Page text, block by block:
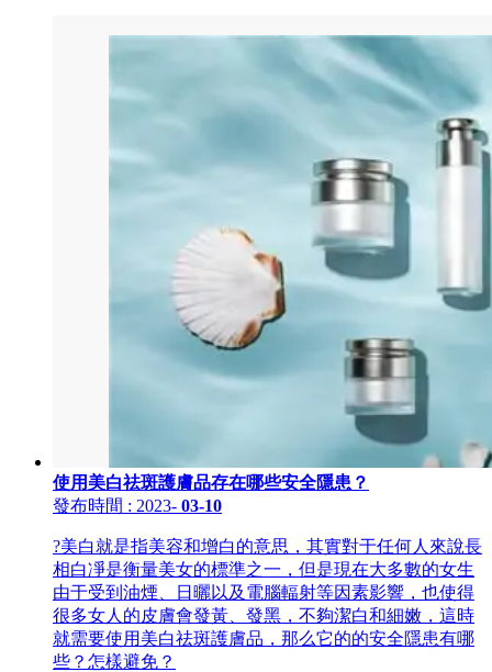
使用美白祛斑護膚品存在哪些安全隱患？
發布時間 : 2023- 03-10
?美白就是指美容和增白的意思，其實對于任何人來說長
相白凈是衡量美女的標準之一，但是現在大多數的女生
由于受到油煙、日曬以及電腦輻射等因素影響，也使得
很多女人的皮膚會發黃、發黑，不夠潔白和細嫩，這時
就需要使用美白祛斑護膚品，那么它的的安全隱患有哪
些？怎樣避免？